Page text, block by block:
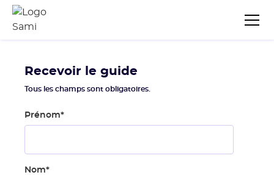
Recevoir le guide
Tous les champs sont obligatoires.
Prénom*
Nom*